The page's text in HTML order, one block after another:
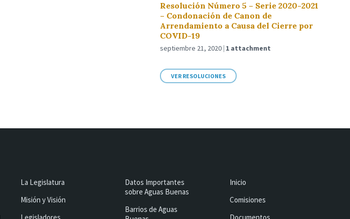
Resolución Número 5 – Serie 2020-2021
– Condonación de Canon de
Arrendamiento a Causa del Cierre por
COVID-19
septiembre 21, 2020 1 attachment
VER RESOLUCIONES
La Legislatura
Misión y Visión
Datos Importantes
sobre Aguas Buenas
Barrios de Aguas
Inicio
Comisiones